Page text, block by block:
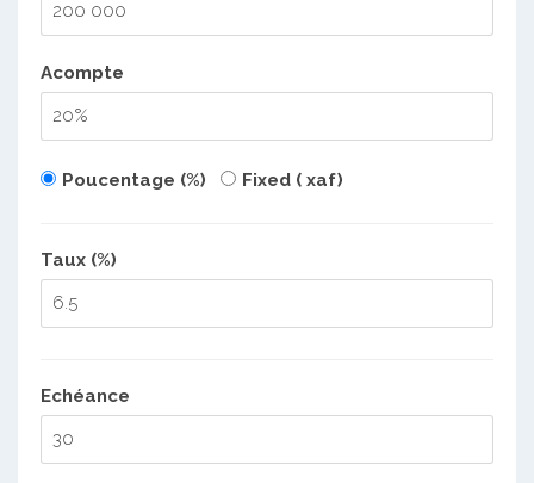
Acompte
Poucentage (%) Fixed ( xaf)
Taux (%)
Echéance